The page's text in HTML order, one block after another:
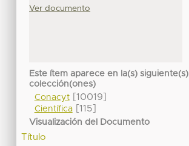
Ver documento
Este ítem aparece en la(s) siguiente(s)
colección(ones)
Conacyt[10019]
Científica[115]
Visualización del Documento
Título